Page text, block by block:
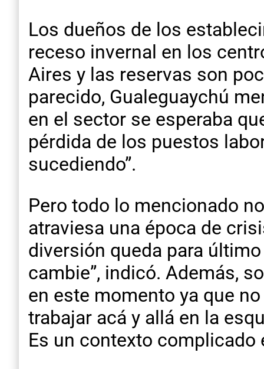
Los dueños de los
receso invernal en los
Aires y las reservas son
parecido, Gualeguaychú
en el sector se esperaba
pérdida de los puestos
sucediendo”.
Pero todo lo mencionado
atraviesa una época de
diversión queda para
cambie”, indicó. Además,
en este momento ya que
trabajar acá y allá en la
Es un contexto complicado